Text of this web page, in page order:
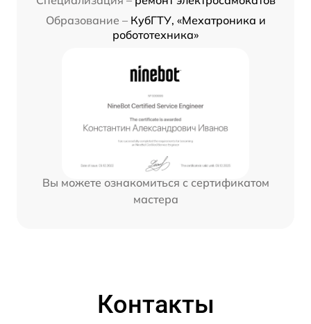
Образование – КубГТУ, «Мехатроника и
робототехника»
Вы можете ознакомиться с сертификатом
мастера
Контакты